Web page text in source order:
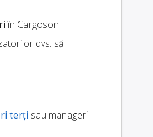
în Cargoson
dvs. să
terți sau manageri